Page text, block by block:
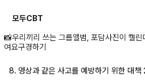
모두CBT
8. 영상과 같은 사고
📸우리끼리 쓰는 그룹앨범, 포담사진이 캘린
여요구경하기
8. 영상과 같은 사고를 예방하기 위한 대